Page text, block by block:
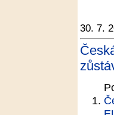
30. 7.